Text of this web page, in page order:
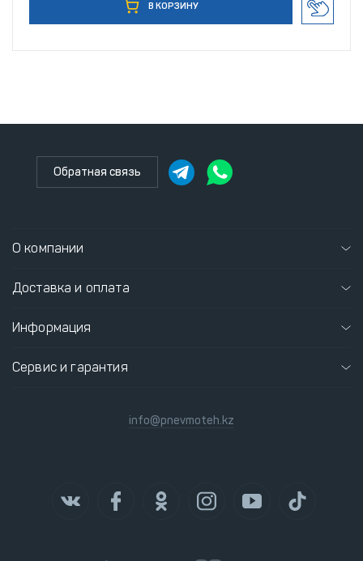
В КОРЗИНУ
Обратная связь
О компании
Доставка и оплата
Информация
Сервис и гарантия
info@pnevmoteh.kz